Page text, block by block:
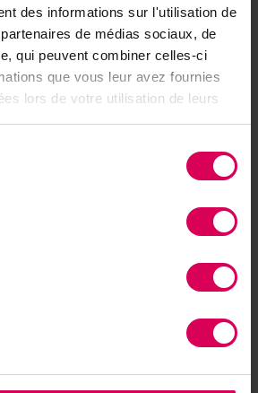
des informations sur l'utilisation de
de médias sociaux, de
qui peuvent combiner celles-ci
que vous leur avez fournies
lors de votre utilisation de leurs
Nature
De la plante au tissu, les
pigments font forte
impression